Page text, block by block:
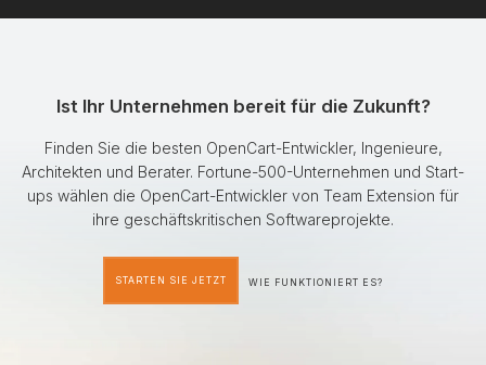
Ist Ihr Unternehmen bereit für die Zukunft?
Finden Sie die besten OpenCart-Entwickler, Ingenieure,
Architekten und Berater. Fortune-500-Unternehmen und Start-
ups wählen die OpenCart-Entwickler von Team Extension für
ihre geschäftskritischen Softwareprojekte.
STARTEN SIE JETZT WIE FUNKTIONIERT ES?